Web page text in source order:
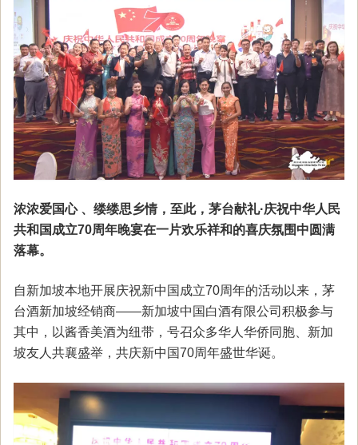
浓浓爱国心 、缕缕思乡情，至此，茅台献礼·庆祝中华人民
共和国成立70周年晚宴在一片欢乐祥和的喜庆氛围中圆满
落幕。
自新加坡本地开展庆祝新中国成立70周年的活动以来，茅
台酒新加坡经销商——新加坡中国白酒有限公司积极参与
其中，以酱香美酒为纽带，号召众多华人华侨同胞、新加
坡友人共襄盛举，共庆新中国70周年盛世华诞。